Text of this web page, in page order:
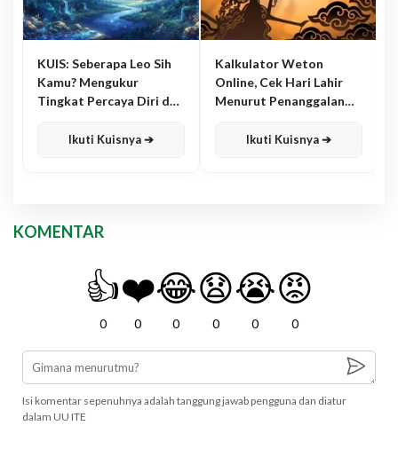
KUIS: Seberapa Leo Sih
Kamu? Mengukur
Tingkat Percaya Diri dan
Ikuti Kuisnya ➔
Kalkulator Weton
Online, Cek Hari Lahir
Menurut Penanggalan
Ikuti Kuisnya ➔
KOMENTAR
👍
0
❤️
0
😂
0
😧
0
😭
0
😡
0
Isi komentar sepenuhnya adalah tanggung jawab pengguna dan diatur
dalam UU ITE